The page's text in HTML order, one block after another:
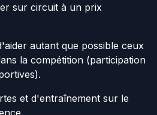
sur circuit à un prix
autant que possible ceux
la compétition (participation
et d'entraînement sur le